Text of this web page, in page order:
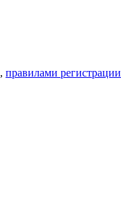
, правилами регистрации